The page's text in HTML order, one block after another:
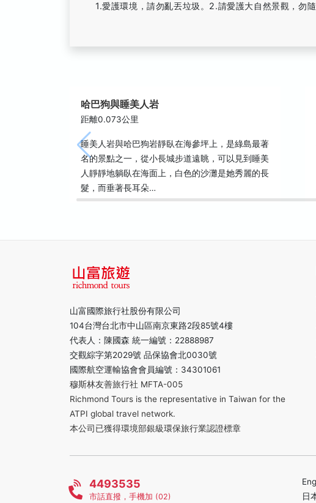
1.愛護環境，請勿亂丟垃圾。2.請愛護大自然景觀，勿隨
哈巴狗與睡美人岩
距離0.073公里
睡美人岩與哈巴狗岩靜臥在海參坪上，是綠島最著
名的景點之一，從小長城步道遠眺，可以見到睡美
人靜靜地躺臥在海面上，白色的沙灘是她秀麗的長
髮，而垂著長耳朵…
山富國際旅行社股份有限公司
104台灣台北市中山區南京東路2段85號4樓
代表人：陳國森 統一編號：22888987
交觀綜字第2029號 品保協會北0030號
國際航空運輸協會會員編號：34301061
穆斯林友善旅行社 MFTA-005
Richmond Tours is the representative in Taiwan for the
ATPI global travel network.
本公司已獲得環境部銀級環保旅行業認證標章
4493535
市話直撥，手機加 (02)
日